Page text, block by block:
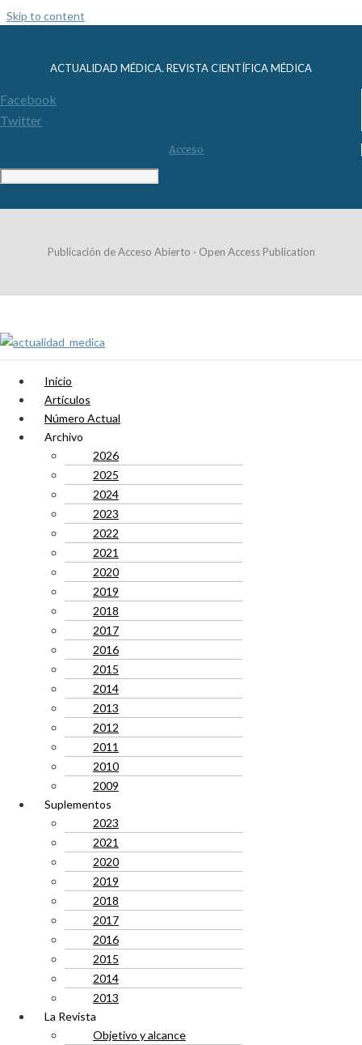
Skip to content
ACTUALIDAD MÉDICA. REVISTA CIENTÍFICA MÉDICA
Facebook
Twitter
Acceso
Publicación de Acceso Abierto · Open Access Publication
Inicio
Artículos
Número Actual
Archivo
2026
2025
2024
2023
2022
2021
2020
2019
2018
2017
2016
2015
2014
2013
2012
2011
2010
2009
Suplementos
2023
2021
2020
2019
2018
2017
2016
2015
2014
2013
La Revista
Objetivo y alcance